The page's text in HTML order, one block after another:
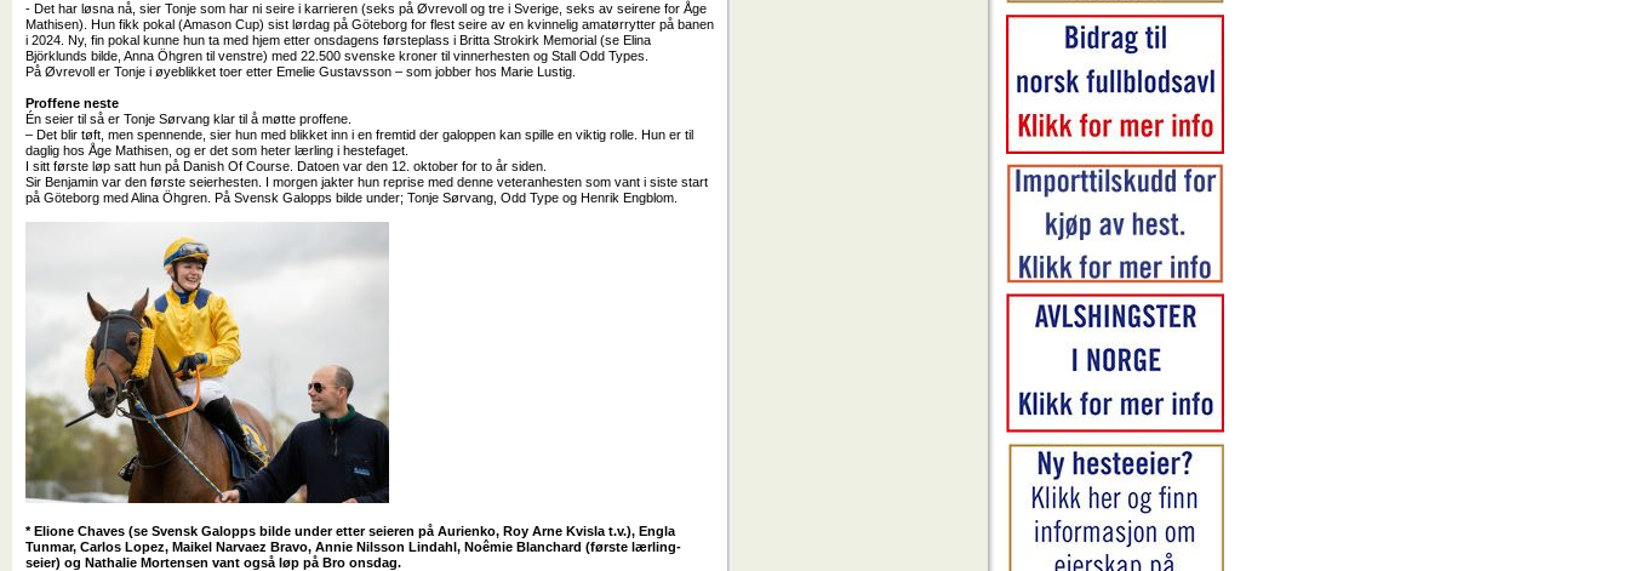
- Det har løsna nå, sier Tonje som har ni seire i karrieren (seks på Øvrevoll og tre i Sverige, seks av seirene for Åge
Mathisen). Hun fikk pokal (Amason Cup) sist lørdag på Göteborg for flest seire av en kvinnelig amatørrytter på banen
i 2024. Ny, fin pokal kunne hun ta med hjem etter onsdagens førsteplass i Britta Strokirk Memorial (se Elina
Björklunds bilde, Anna Öhgren til venstre) med 22.500 svenske kroner til vinnerhesten og Stall Odd Types.
På Øvrevoll er Tonje i øyeblikket toer etter Emelie Gustavsson – som jobber hos Marie Lustig.
Proffene neste
Én seier til så er Tonje Sørvang klar til å møtte proffene.
– Det blir tøft, men spennende, sier hun med blikket inn i en fremtid der galoppen kan spille en viktig rolle. Hun er til
daglig hos Åge Mathisen, og er det som heter lærling i hestefaget.
I sitt første løp satt hun på Danish Of Course. Datoen var den 12. oktober for to år siden.
Sir Benjamin var den første seierhesten. I morgen jakter hun reprise med denne veteranhesten som vant i siste start
på Göteborg med Alina Öhgren. På Svensk Galopps bilde under; Tonje Sørvang, Odd Type og Henrik Engblom.
* Elione Chaves (se Svensk Galopps bilde under etter seieren på Aurienko, Roy Arne Kvisla t.v.), Engla
Tunmar, Carlos Lopez, Maikel Narvaez Bravo, Annie Nilsson Lindahl, Noêmie Blanchard (første lærling-
seier) og Nathalie Mortensen vant også løp på Bro onsdag.